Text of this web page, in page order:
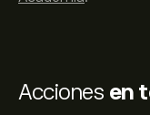
Acciones en